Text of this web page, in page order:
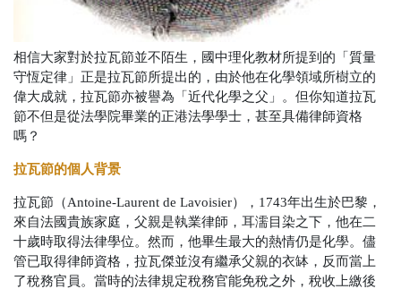
相信大家對於拉瓦節並不陌生，國中理化教材所提到的「質量
守恆定律」正是拉瓦節所提出的，由於他在化學領域所樹立的
偉大成就，拉瓦節亦被譽為「近代化學之父」。但你知道拉瓦
節不但是從法學院畢業的正港法學學士，甚至具備律師資格
嗎？
拉瓦節的個人背景
拉瓦節（Antoine-Laurent de Lavoisier），1743年出生於巴黎，
來自法國貴族家庭，父親是執業律師，耳濡目染之下，他在二
十歲時取得法律學位。然而，他畢生最大的熱情仍是化學。儘
管已取得律師資格，拉瓦傑並沒有繼承父親的衣缽，反而當上
了稅務官員。當時的法律規定稅務官能免稅之外，稅收上繳後